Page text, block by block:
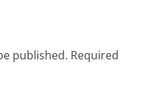
published. Required